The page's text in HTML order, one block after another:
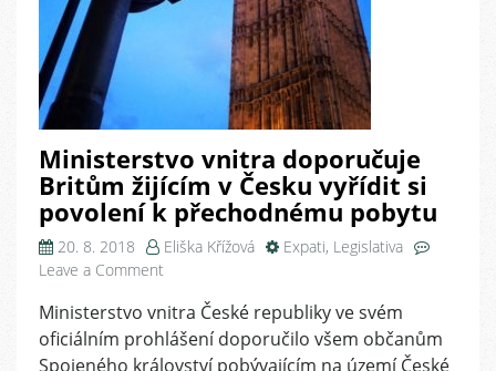
Ministerstvo vnitra doporučuje
Britům žijícím v Česku vyřídit si
povolení k přechodnému pobytu
20. 8. 2018 Eliška Křížová Expati, Legislativa
Leave a Comment
vnitra
doporučuje
Britům
Ministerstvo vnitra České republiky ve svém
oficiálním prohlášení doporučilo všem občanům
Spojeného království pobývajícím na území České